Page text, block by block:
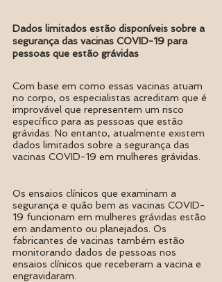
Dados limitados estão disponíveis sobre a
segurança das vacinas COVID-19 para
pessoas que estão grávidas
Com base em como essas vacinas atuam
no corpo, os especialistas acreditam que é
improvável que representem um risco
específico para as pessoas que estão
grávidas. No entanto, atualmente existem
dados limitados sobre a segurança das
vacinas COVID-19 em mulheres grávidas.
Os ensaios clínicos que examinam a
segurança e quão bem as vacinas COVID-
19 funcionam em mulheres grávidas estão
em andamento ou planejados. Os
fabricantes de vacinas também estão
monitorando dados de pessoas nos
ensaios clínicos que receberam a vacina e
engravidaram.